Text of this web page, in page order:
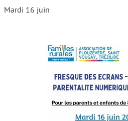
Mardi 16 juin